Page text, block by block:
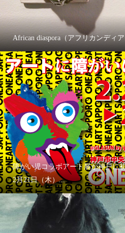
African diaspora（アフリカンディ
障がい児コラボアート展が神戸に
2月21日（木）...